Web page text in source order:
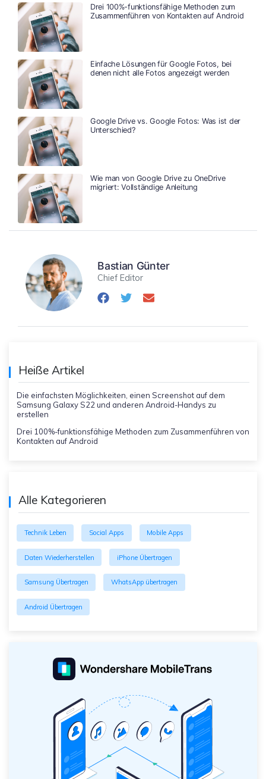
Drei 100%-funktionsfähige Methoden zum
Zusammenführen von Kontakten auf Android
Einfache Lösungen für Google Fotos, bei
denen nicht alle Fotos angezeigt werden
Google Drive vs. Google Fotos: Was ist der
Unterschied?
Wie man von Google Drive zu OneDrive
migriert: Vollständige Anleitung
Bastian Günter
Chief Editor
Heiße Artikel
Die einfachsten Möglichkeiten, einen Screenshot auf dem
Samsung Galaxy S22 und anderen Android-Handys zu
erstellen
Drei 100%-funktionsfähige Methoden zum Zusammenführen von
Kontakten auf Android
Alle Kategorieren
Technik Leben Social Apps Mobile Apps
Daten Wiederherstellen iPhone Übertragen
Samsung Übertragen WhatsApp übertragen
Android Übertragen